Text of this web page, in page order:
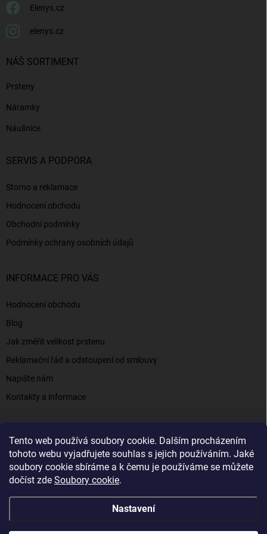
Tento web používá soubory cookie. Dalším procházením
tohoto webu vyjadřujete souhlas s jejich používáním. Jaké
soubory cookie sbíráme a k čemu je používáme se můžete
dočíst zde Soubory cookie.
Nastavení
Elenys.cz
elenys.cz
NÁŠ SORTIMENT
Prsteny
Náramky
Náušnice
SERVIS A PODPORA
Storno a reklamace
Hodnocení obchodu
Obchodní podmínky
Podmínky ochrany osobních údajů
INFORMACE PRO VÁS
Hodnocení obchodu
Blog
Jak změřit velikost prstenu
Reklamační řád a odstoupení od smlouvy
Napište nám
Kontakty a informace
Elenys.cz - šperky, kterým věříte už od roku 2016
Vytvořil Shoptet